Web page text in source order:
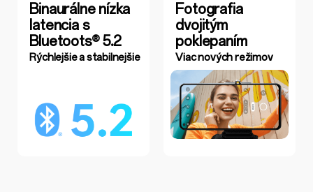
Binaurálne nízka
latencia s
Bluetoots® 5.2
Rýchlejšie a stabilnejšie
Fotografia
dvojitým
poklepaním
Viac nových režimov